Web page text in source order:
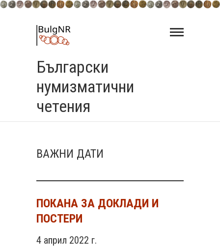
Skip
Български
нумизматични
четения
ВАЖНИ ДАТИ
ПОКАНА ЗА ДОКЛАДИ И
ПОСТЕРИ
4 април 2022 г.